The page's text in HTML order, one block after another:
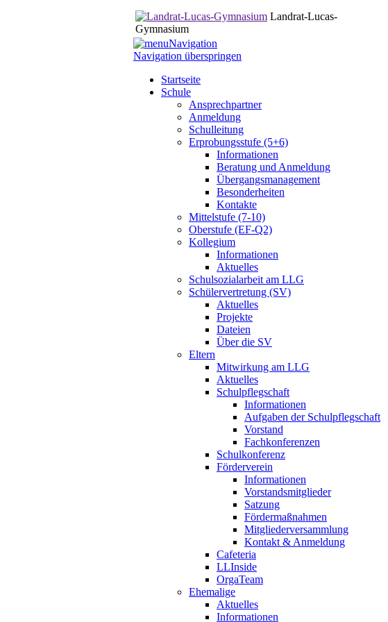
Landrat-Lucas-
Gymnasium
Navigation
Navigation überspringen
Startseite
Schule
Ansprechpartner
Anmeldung
Schulleitung
Erprobungsstufe (5+6)
Informationen
Beratung und Anmeldung
Übergangsmanagement
Besonderheiten
Kontakte
Mittelstufe (7-10)
Oberstufe (EF-Q2)
Kollegium
Informationen
Aktuelles
Schulsozialarbeit am LLG
Schülervertretung (SV)
Aktuelles
Projekte
Dateien
Über die SV
Eltern
Mitwirkung am LLG
Aktuelles
Schulpflegschaft
Informationen
Aufgaben der Schulpflegschaft
Vorstand
Fachkonferenzen
Schulkonferenz
Förderverein
Informationen
Vorstandsmitglieder
Satzung
Fördermaßnahmen
Mitgliederversammlung
Kontakt & Anmeldung
Cafeteria
LLInside
OrgaTeam
Ehemalige
Aktuelles
Informationen